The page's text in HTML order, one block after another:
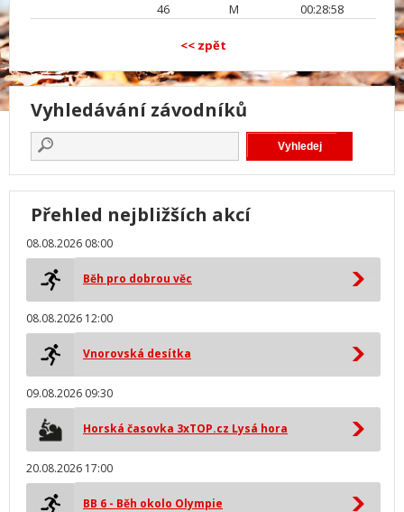
46
M 00:28:58
<< zpět
Vyhledávání závodníků
Přehled nejbližších akcí
08.08.2026 08:00
Běh pro dobrou věc
08.08.2026 12:00
Vnorovská desítka
09.08.2026 09:30
Horská časovka 3xTOP.cz Lysá hora
20.08.2026 17:00
BB 6 - Běh okolo Olympie